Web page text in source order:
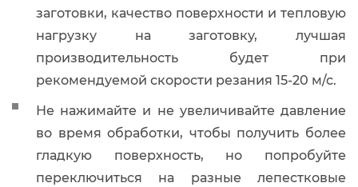
заготовки, качество поверхности и тепловую
нагрузку на заготовку, лучшая
производительность будет при
рекомендуемой скорости резания 15-20 м/с.
Не нажимайте и не увеличивайте давление
во время обработки, чтобы получить более
гладкую поверхность, но попробуйте
переключиться на разные лепестковые